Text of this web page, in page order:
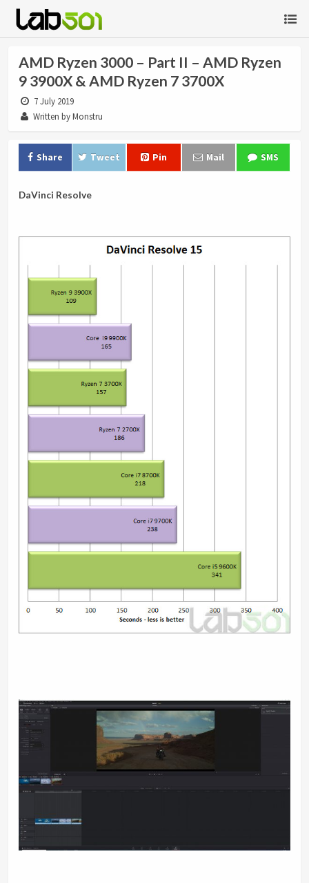
AMD Ryzen 3000 – Part II – AMD Ryzen
9 3900X & AMD Ryzen 7 3700X
7 July 2019
Written by Monstru
Share Tweet Pin Mail SMS
DaVinci Resolve